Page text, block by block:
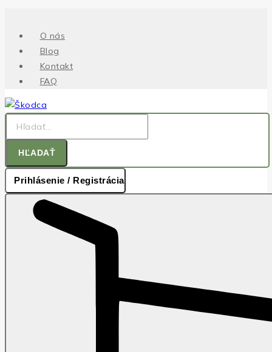
O nás
Blog
Kontakt
FAQ
HĽADAŤ
Prihlásenie / Registrácia